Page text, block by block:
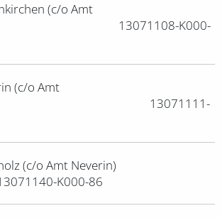
(c/o Amt
13071108-K000-
(c/o Amt
13071111-
(c/o Amt Neverin)
K000-86